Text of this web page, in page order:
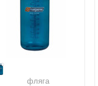
фляга